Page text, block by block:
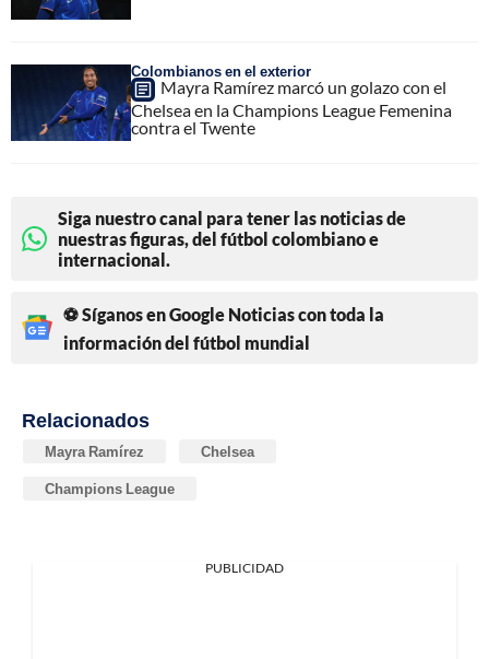
Colombianos en el exterior
Mayra Ramírez marcó un golazo con el
Chelsea en la Champions League Femenina
contra el Twente
Siga nuestro canal para tener las noticias de
nuestras figuras, del fútbol colombiano e
internacional.
⚽ Síganos en Google Noticias con toda la
información del fútbol mundial
Relacionados
Mayra Ramírez Chelsea
Champions League
PUBLICIDAD